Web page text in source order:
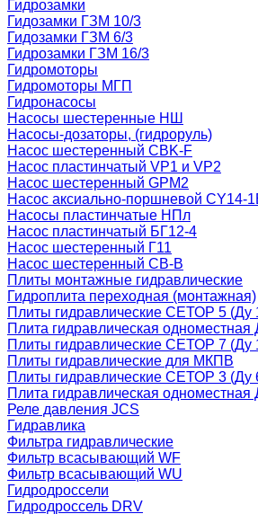
Гидрозамки
Гидозамки ГЗМ 10/3
Гидозамки ГЗМ 6/3
Гидрозамки ГЗМ 16/3
Гидромоторы
Гидромоторы МГП
Гидронасосы
Насосы шестеренные НШ
Насосы-дозаторы, (гидроруль)
Насос шестеренный CBK-F
Насос пластинчатый VP1 и VP2
Насос шестеренный GPM2
Насос аксиально-поршневой CY14-
Насосы пластинчатые НПл
Насос пластинчатый БГ12-4
Насос шестеренный Г11
Насос шестеренный СВ-В
Плиты монтажные гидравлические
Гидроплита переходная (монтажная)
Плиты гидравлические СЕТОР 5 (Ду
Плита гидравлическая одноместная
Плиты гидравлические СЕТОР 7 (Ду
Плиты гидравлические для МКПВ
Плиты гидравлические СЕТОР 3 (Ду
Плита гидравлическая одноместная
Реле давления JCS
Гидравлика
Фильтра гидравлические
Фильтр всасывающий WF
Фильтр всасывающий WU
Гидродроссели
Гидродроссель DRV